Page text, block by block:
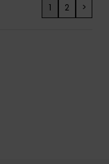
1 2 >